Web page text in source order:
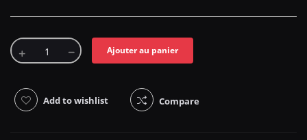
Ajouter au panier
Add to wishlist Compare